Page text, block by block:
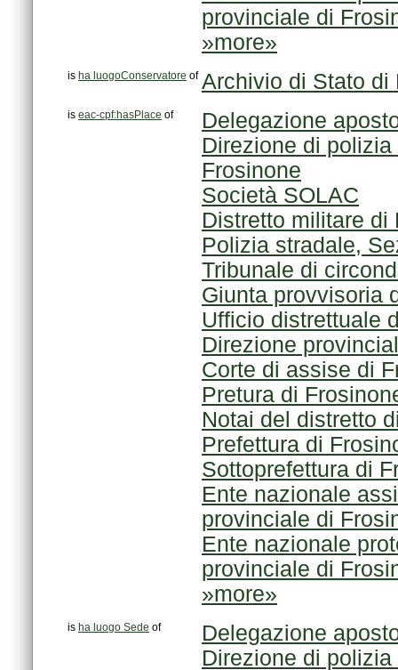
provinciale di
»more»
is ha luogoConservatore of Archivio di Stato di
is eac-cpf:hasPlace of Delegazione
Frosinone
Società SOLAC
Distretto militare di
Polizia stradale,
Tribunale di
Giunta provvisoria
Ufficio distrettuale
Direzione
Corte di assise di
Pretura di
Notai del distretto
Prefettura di
Sottoprefettura di
provinciale di
provinciale di
»more»
is ha luogo Sede of Delegazione